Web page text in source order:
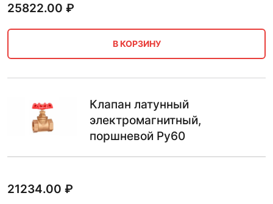
25822.00 ₽
В КОРЗИНУ
Клапан латунный
электромагнитный,
поршневой Ру60
21234.00 ₽